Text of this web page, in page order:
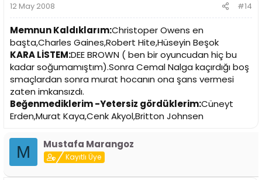
12 May 2008 #14
Memnun Kaldıklarım:Christoper Owens en
başta,Charles Gaines,Robert Hite,Hüseyin Beşok
KARA LİSTEM:DEE BROWN ( ben bir oyuncudan hiç bu
kadar soğumamıştım).Sonra Cemal Nalga kaçırdığı boş
smaçlardan sonra murat hocanın ona şans vermesi
zaten imkansızdı.
Beğenmediklerim -Yetersiz gördüklerim:Cüneyt
Erden,Murat Kaya,Cenk Akyol,Britton Johnsen
M Mustafa Marangoz
Kayıtlı Üye